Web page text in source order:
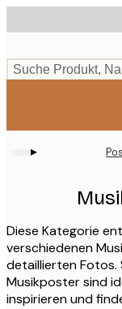
to
content.
Suche Produkt,
▸
Diese Kategorie
verschiedenen
detaillierten Fotos.
Musikposter sind
inspirieren und